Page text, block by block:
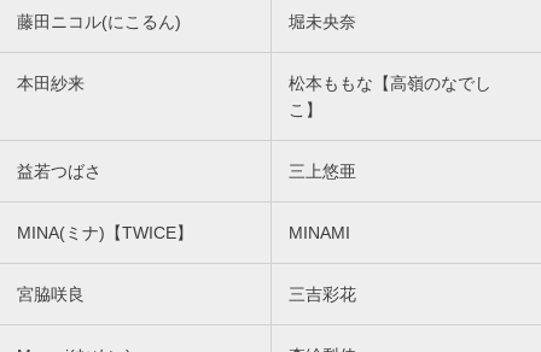
藤田ニコル(にこるん) 堀未央奈
本田紗来
松本ももな【高嶺のなでし
こ】
益若つばさ 三上悠亜
MINA(ミナ)【TWICE】 MINAMI
宮脇咲良 三吉彩花